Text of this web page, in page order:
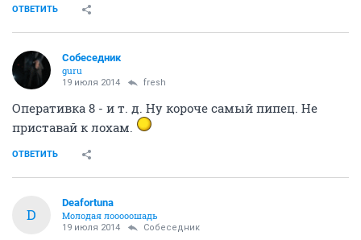
ОТВЕТИТЬ
Собеседник
guru
19 июля 2014 fresh
Оперативка 8 - и т. д. Ну короче самый пипец. Не
приставай к лохам.
ОТВЕТИТЬ
D
Deafortuna
Молодая лооооошадь
19 июля 2014 Собеседник